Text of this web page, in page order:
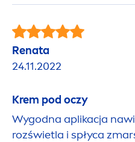
Renata
24.11.2022
Krem pod oczy
Wygodna aplikacja
rozświetla i spłyca